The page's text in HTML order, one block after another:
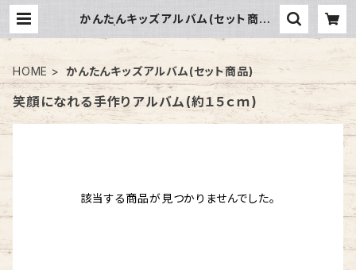
かんたんキッズアルバム(セット商品)
HOME かんたんキッズアルバム(セット商品)
笑顔になれる手作りアルバム(約１５ｃｍ)
該当する商品が見つかりませんでした。